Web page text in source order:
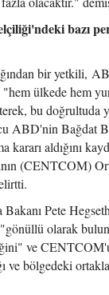
bazı
bir yetkili,
ülkede hem
bu doğrultuda
ABD'nin Bağdat
kararı aldığını
(CENTCOM)
Pete
"gönüllü olarak
ve
ve bölgedeki